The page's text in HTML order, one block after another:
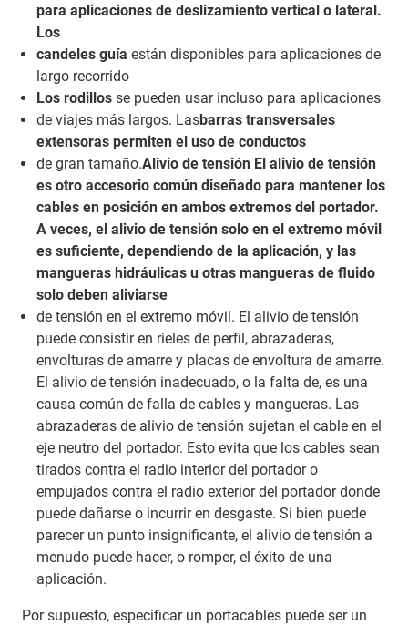
para aplicaciones de deslizamiento vertical o lateral.
Los
candeles guía están disponibles para aplicaciones de
largo recorrido
Los rodillos se pueden usar incluso para aplicaciones
de viajes más largos. Lasbarras transversales
extensoras permiten el uso de conductos
de gran tamaño.Alivio de tensión El alivio de tensión
es otro accesorio común diseñado para mantener los
cables en posición en ambos extremos del portador.
A veces, el alivio de tensión solo en el extremo móvil
es suficiente, dependiendo de la aplicación, y las
mangueras hidráulicas u otras mangueras de fluido
solo deben aliviarse
de tensión en el extremo móvil. El alivio de tensión
puede consistir en rieles de perfil, abrazaderas,
envolturas de amarre y placas de envoltura de amarre.
El alivio de tensión inadecuado, o la falta de, es una
causa común de falla de cables y mangueras. Las
abrazaderas de alivio de tensión sujetan el cable en el
eje neutro del portador. Esto evita que los cables sean
tirados contra el radio interior del portador o
empujados contra el radio exterior del portador donde
puede dañarse o incurrir en desgaste. Si bien puede
parecer un punto insignificante, el alivio de tensión a
menudo puede hacer, o romper, el éxito de una
aplicación.
Por supuesto, especificar un portacables puede ser un